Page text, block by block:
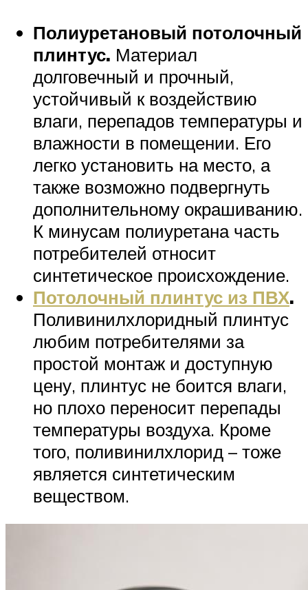
Полиуретановый потолочный
плинтус. Материал
долговечный и прочный,
устойчивый к воздействию
влаги, перепадов температуры и
влажности в помещении. Его
легко установить на место, а
также возможно подвергнуть
дополнительному окрашиванию.
К минусам полиуретана часть
потребителей относит
синтетическое происхождение.
Потолочный плинтус из ПВХ.
Поливинилхлоридный плинтус
любим потребителями за
простой монтаж и доступную
цену, плинтус не боится влаги,
но плохо переносит перепады
температуры воздуха. Кроме
того, поливинилхлорид – тоже
является синтетическим
веществом.